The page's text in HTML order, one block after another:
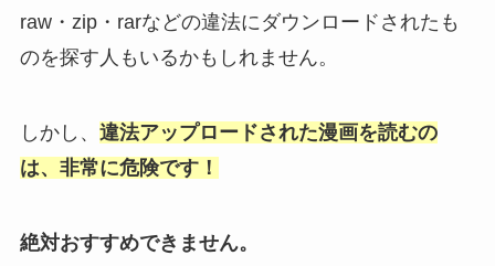
raw・zip・rarなどの違法にダウンロードされたも
のを探す人もいるかもしれません。
しかし、 違法アップロードされた漫画を読むの
は、非常に危険です！
絶対おすすめできません。